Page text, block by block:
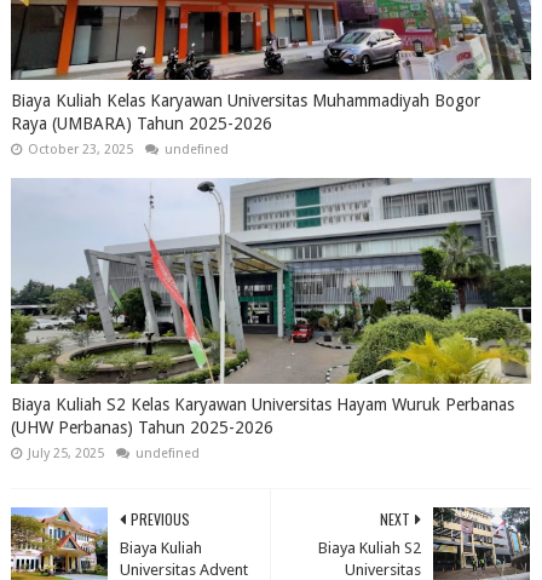
Biaya Kuliah Kelas Karyawan Universitas Muhammadiyah Bogor
Raya (UMBARA) Tahun 2025-2026
October 23, 2025 undefined
Biaya Kuliah S2 Kelas Karyawan Universitas Hayam Wuruk Perbanas
(UHW Perbanas) Tahun 2025-2026
July 25, 2025 undefined
NEXT
Biaya Kuliah S2
Universitas
PREVIOUS
Biaya Kuliah
Universitas Advent